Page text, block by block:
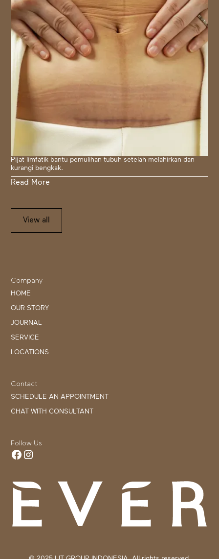
Pijat limfatik bantu pemulihan tubuh setelah melahirkan dan
kurangi bengkak.
Read More
View all
Company
HOME
OUR STORY
JOURNAL
SERVICE
LOCATIONS
Contact
SCHEDULE AN APPOINTMENT
CHAT WITH CONSULTANT
Follow Us